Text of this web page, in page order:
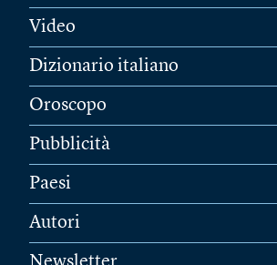
Video
Dizionario italiano
Oroscopo
Pubblicità
Paesi
Autori